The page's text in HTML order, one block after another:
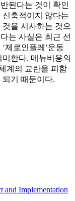
된다는 것이 확인
축적이지 않다는
을 시사하는 것으
는 사실은 최근 선
제로인플레’운동
한다. 메뉴비용의
계의 교란을 피함
기 때문이다.
Implementation